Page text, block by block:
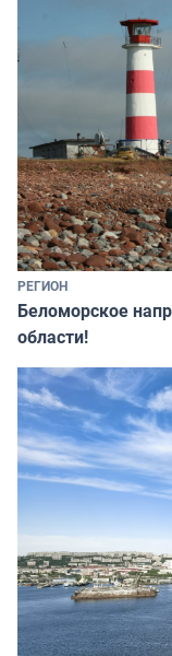
РЕГИОН
Беломорское
области!